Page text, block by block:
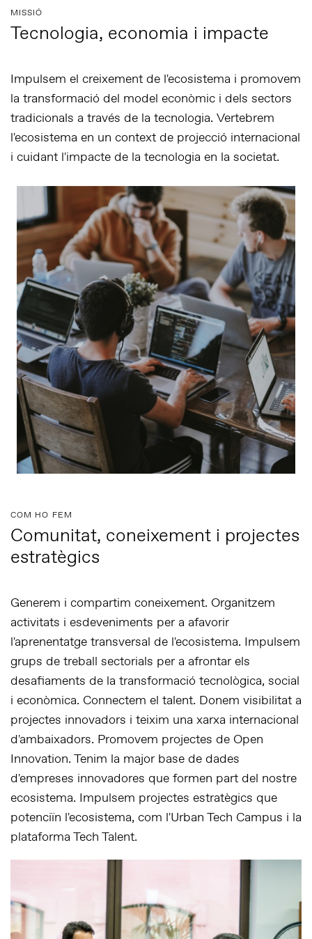
MISSIÓ
Tecnologia, economia i impacte
Impulsem el creixement de l'ecosistema i promovem
la transformació del model econòmic i dels sectors
tradicionals a través de la tecnologia. Vertebrem
l'ecosistema en un context de projecció internacional
i cuidant l'impacte de la tecnologia en la societat.
COM HO FEM
Comunitat, coneixement i projectes
estratègics
Generem i compartim coneixement. Organitzem
activitats i esdeveniments per a afavorir
l'aprenentatge transversal de l'ecosistema. Impulsem
grups de treball sectorials per a afrontar els
desafiaments de la transformació tecnològica, social
i econòmica. Connectem el talent. Donem visibilitat a
projectes innovadors i teixim una xarxa internacional
d'ambaixadors. Promovem projectes de Open
Innovation. Tenim la major base de dades
d'empreses innovadores que formen part del nostre
ecosistema. Impulsem projectes estratègics que
potenciïn l'ecosistema, com l'Urban Tech Campus i la
plataforma Tech Talent.